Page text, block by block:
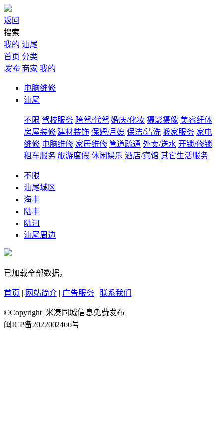
返回
搜索
我的 汕尾
首页 分类
发布 商家 我的
电脑维修
汕尾
不限 驾校服务 陪驾/代驾 婚庆/化妆 摄影摄像 美容纤体
房屋装修 建材装饰 保姆/月嫂 保洁/清洗 搬家服务 家电
维修 电脑维修 家居维修 管道疏通 外卖/送水 开锁/修锁
租车服务 旅游度假 休闲娱乐 酒店/宾馆 其它生活服务
不限
汕尾城区
海丰
陆丰
陆河
汕尾周边
已加载全部数据。
首页 | 网站简介 | 广告服务 | 联系我们
©Copyright 米凑同城信息免费发布
闽ICP备2022002466号